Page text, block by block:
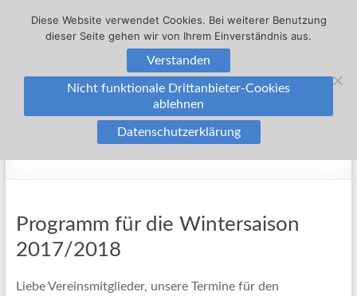
Hausen
Hausen
Oktober 2017
Programm für die Wintersaison
2017/2018
Liebe Vereinsmitglieder, unsere Termine für den
Diese Website verwendet Cookies. Bei weiterer Benutzung
dieser Seite gehen wir von Ihrem Einverständnis aus.
Verstanden
Nicht funktionale Drittanbieter-Cookies
ablehnen
Datenschutzerklärung